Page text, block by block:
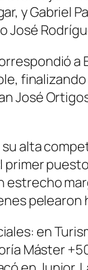
y Gabriel
José
a
José
alta
en
Máster